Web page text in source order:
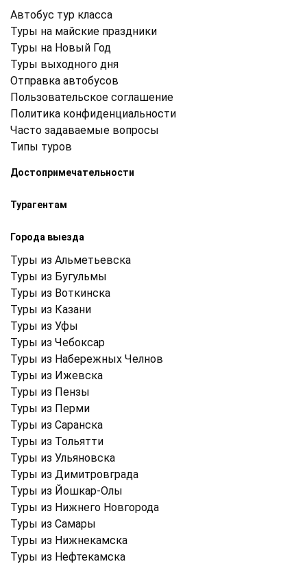
Автобус тур класса
Туры на майские праздники
Туры на Новый Год
Туры выходного дня
Отправка автобусов
Пользовательское соглашение
Политика конфиденциальности
Часто задаваемые вопросы
Типы туров
Достопримечательности
Турагентам
Города выезда
Туры из Альметьевска
Туры из Бугульмы
Туры из Воткинска
Туры из Казани
Туры из Уфы
Туры из Чебоксар
Туры из Набережных Челнов
Туры из Ижевска
Туры из Пензы
Туры из Перми
Туры из Саранска
Туры из Тольятти
Туры из Ульяновска
Туры из Димитровграда
Туры из Йошкар-Олы
Туры из Нижнего Новгорода
Туры из Самары
Туры из Нижнекамска
Туры из Нефтекамска